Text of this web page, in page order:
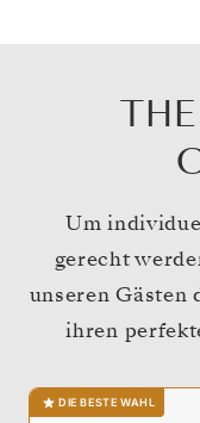
Um
gerecht
unseren Gästen
ihren
DIE BESTE WAHL